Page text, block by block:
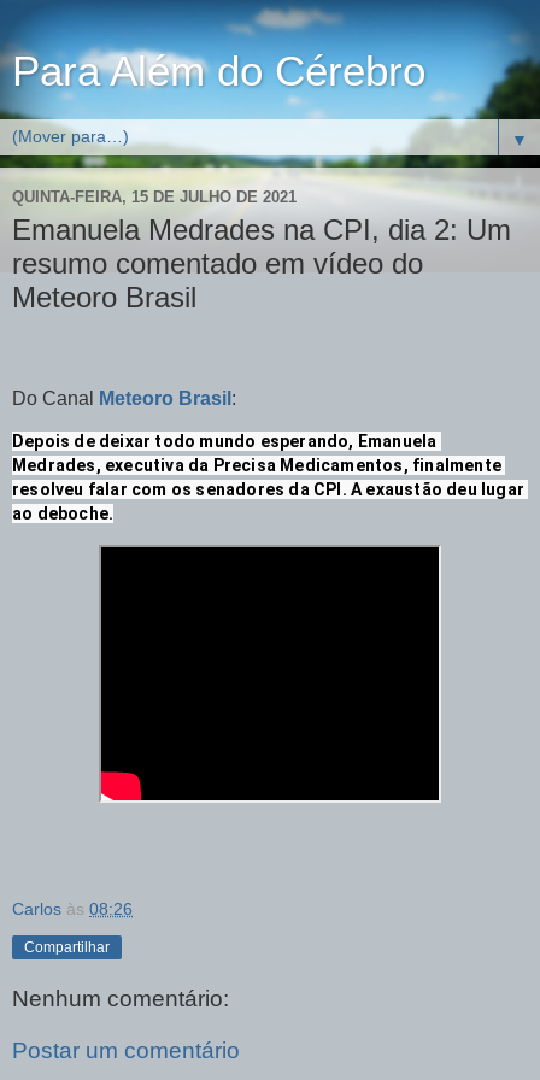
Para Além do Cérebro
▼
QUINTA-FEIRA, 15 DE JULHO DE 2021
Emanuela Medrades na CPI, dia 2: Um
resumo comentado em vídeo do
Meteoro Brasil
Do Canal Meteoro Brasil :
Depois de deixar todo mundo esperando, Emanuela
Medrades, executiva da Precisa Medicamentos, finalmente
resolveu falar com os senadores da CPI. A exaustão deu lugar
ao deboche.
Carlos às 08:26
Compartilhar
Nenhum comentário:
Postar um comentário